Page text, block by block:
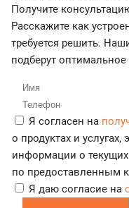
Получите
Расскажите как
требуется решить.
подберут
Я согласен на
о продуктах и
информации о
по предоставленным
Я даю согласие на